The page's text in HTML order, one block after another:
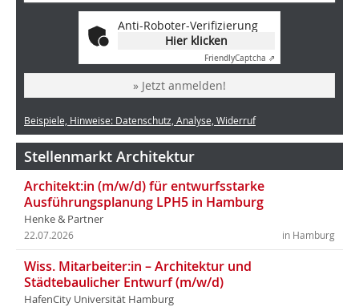
Anti-Roboter-Verifizierung
Hier klicken
FriendlyCaptcha ⇗
» Jetzt anmelden!
Beispiele, Hinweise: Datenschutz, Analyse, Widerruf
Stellenmarkt Architektur
Architekt:in (m/w/d) für entwurfsstarke
Ausführungsplanung LPH5 in Hamburg
Henke & Partner
in Hamburg
22.07.2026
Wiss. Mitarbeiter:in – Architektur und
Städtebaulicher Entwurf (m/w/d)
HafenCity Universität Hamburg